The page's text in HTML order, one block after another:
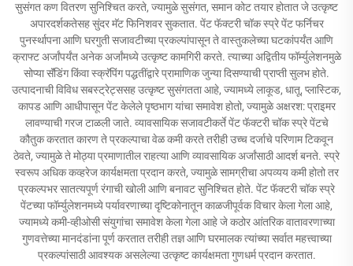
सुसंगत कण वितरण सुनिश्चित करते, ज्यामुळे सुसंगत, समान कोट तयार होतात जे उत्कृष्ट
अपारदर्शकतेसह सुंदर मॅट फिनिशवर सुकतात. पेंट फॅक्टरी चॉक स्प्रे पेंट फर्निचर
पुनर्स्थापना आणि घरगुती सजावटीच्या प्रकल्पांपासून ते वास्तुकलेच्या घटकांपर्यंत आणि
क्राफ्ट अर्जांपर्यंत अनेक अर्जांमध्ये उत्कृष्ट कामगिरी करते. त्याच्या अद्वितीय फॉर्म्युलेशनमुळे
सोप्या सॅंडिंग किंवा स्क्रॅपिंग पद्धतींद्वारे प्रामाणिक जुन्या दिसण्याची प्राप्ती सुलभ होते.
उत्पादनाची विविध सबस्ट्रेट्ससह उत्कृष्ट सुसंगतता आहे, ज्यामध्ये लाकूड, धातू, प्लास्टिक,
कापड आणि आधीपासून पेंट केलेले पृष्ठभाग यांचा समावेश होतो, ज्यामुळे अक्षरश: प्राइमर
लावण्याची गरज टाळली जाते. व्यावसायिक सजावटीकर्ते पेंट फॅक्टरी चॉक स्प्रे पेंटचे
कौतुक करतात कारण ते प्रकल्पाचा वेळ कमी करते तरीही उच्च दर्जाचे परिणाम टिकवून
ठेवते, ज्यामुळे ते मोठ्या प्रमाणातील राहत्या आणि व्यावसायिक अर्जांसाठी आदर्श बनते. स्प्रे
स्वरूप अधिक कव्हरेज कार्यक्षमता प्रदान करते, ज्यामुळे सामग्रीचा अपव्यय कमी होतो तर
प्रकल्पभर सातत्यपूर्ण रंगाची खोली आणि बनावट सुनिश्चित होते. पेंट फॅक्टरी चॉक स्प्रे
पेंटच्या फॉर्म्युलेशनमध्ये पर्यावरणाच्या दृष्टिकोनातून काळजीपूर्वक विचार केला गेला आहे,
ज्यामध्ये कमी-व्हीओसी संयुगांचा समावेश केला गेला आहे जे कठोर आंतरिक वातावरणाच्या
गुणवत्तेच्या मानदंडांना पूर्ण करतात तरीही तज्ञ आणि घरमालक त्यांच्या सर्वात महत्त्वाच्या
प्रकल्पांसाठी आवश्यक असलेल्या उत्कृष्ट कार्यक्षमता गुणधर्म प्रदान करतात.